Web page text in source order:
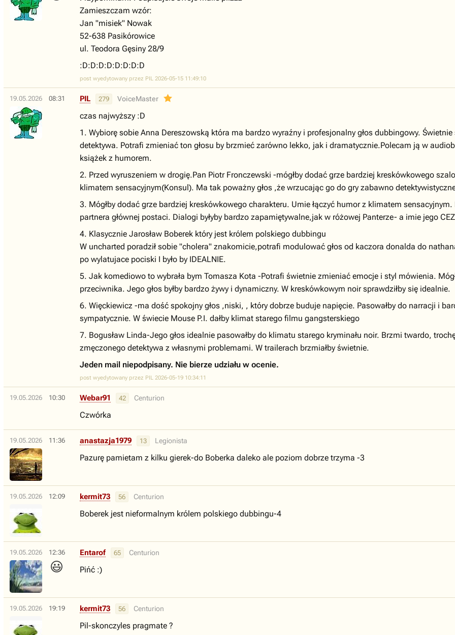
Zamieszczam wzór:
Jan "misiek" Nowak
52-638 Pasikórowice
ul. Teodora Gęsiny 28/9
:D:D:D:D:D:D:D:D
post wyedytowany przez PIL 2026-05-15 11:49:10
19.05.2026 08:31 PIL 279 VoiceMaster
czas najwyższy :D
1. Wybiorę sobie Anna Dereszowską która ma bardzo wyraźny i profesjonalny głos dubbingowy.
detektywa. Potrafi zmieniać ton głosu by brzmieć zarówno lekko, jak i dramatycznie.Polecam ją w
książek z humorem.
2. Przed wyruszeniem w drogię.Pan Piotr Fronczewski -mógłby dodać grze bardziej kreskówkowego
klimatem sensacyjnym(Konsul). Ma tak poważny głos ,że wrzucając go do gry zabawno
3. Mógłby dodać grze bardziej kreskówkowego charakteru. Umie łączyć humor z klimatem
partnera głównej postaci. Dialogi byłyby bardzo zapamiętywalne,jak w różowej Panterze- a imie jego
4. Klasycznie Jarosław Boberek który jest królem polskiego dubbingu
W uncharted poradził sobie "cholera" znakomicie,potrafi modulować głos od kaczora donalda do
po wylatujace pociski I było by IDEALNIE.
5. Jak komediowo to wybrała bym Tomasza Kota -Potrafi świetnie zmieniać emocje i styl mówienia.
przeciwnika. Jego głos byłby bardzo żywy i dynamiczny. W kreskówkowym noir sprawdziłby się idealnie.
6. Więckiewicz -ma dość spokojny głos ,niski, , który dobrze buduje napięcie. Pasowałby do narracji i
sympatycznie. W świecie Mouse P.I. dałby klimat starego filmu gangsterskiego
7. Bogusław Linda-Jego głos idealnie pasowałby do klimatu starego kryminału noir. Brzmi twardo,
zmęczonego detektywa z własnymi problemami. W trailerach brzmiałby świetnie.
Jeden mail niepodpisany. Nie bierze udziału w ocenie.
post wyedytowany przez PIL 2026-05-19 10:34:11
19.05.2026 10:30 Webar91 42 Centurion
Czwórka
19.05.2026 11:36 anastazja1979 13 Legionista
Pazurę pamietam z kilku gierek-do Boberka daleko ale poziom dobrze trzyma -3
19.05.2026 12:09 kermit73 56 Centurion
Boberek jest nieformalnym królem polskiego dubbingu-4
19.05.2026 12:36
😃
Entarof 65 Centurion
Pińć :)
19.05.2026 19:19 kermit73 56 Centurion
Pil-skonczyles pragmate ?